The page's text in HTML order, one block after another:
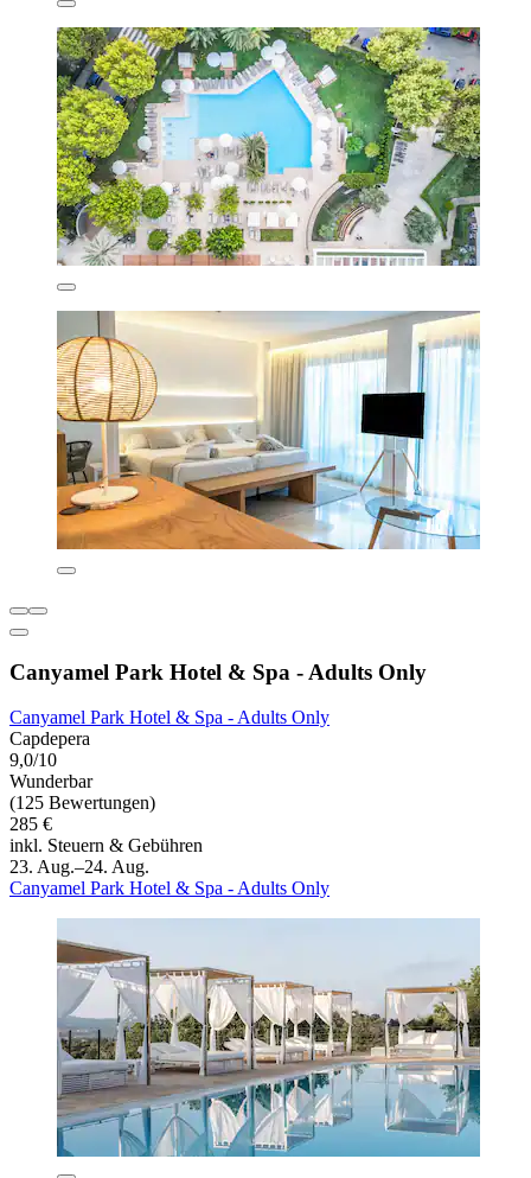
Canyamel Park Hotel & Spa - Adults Only
Canyamel Park Hotel & Spa - Adults Only
Capdepera
9,0/10
Wunderbar
(125 Bewertungen)
285 €
inkl. Steuern & Gebühren
23. Aug.–24. Aug.
Canyamel Park Hotel & Spa - Adults Only